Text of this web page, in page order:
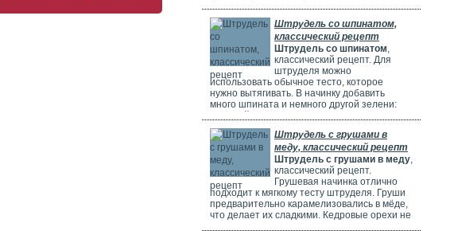
невесты одеваются на свадьбу. И какие
символы несут их наряды.Штрудель со шпинатом,
классический рецепт
Штрудель со шпинатом,
классический рецепт. Для
штруделя можно
использовать обычное тесто, которое
нужно вытягивать. В начинку добавить
много шпината и немного другой зелени:
полезен, потому что в нем много витаминов,
минералов и веществ, которые защищают
клетки. Он богат витаминами A, C, E и K,
содержит кальций, который важен для зубов
и костей. И пищевые волокна, которые
Штрудель с грушами в
меду, классический рецепт
Штрудель с грушами в меду,
классический рецепт.
Грушевая начинка отлично
подходит к мягкому тесту штруделя. Груши
предварительно карамелизовались в мёде,
что делает их сладкими. Кедровые орехи не